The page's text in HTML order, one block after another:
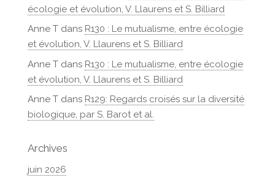
écologie et évolution, V. Llaurens et S. Billiard
Anne Tdans R130 : Le mutualisme, entre écologie
et évolution, V. Llaurens et S. Billiard
Anne Tdans R130 : Le mutualisme, entre écologie
et évolution, V. Llaurens et S. Billiard
Anne Tdans R129: Regards croisés sur la diversité
biologique, par S. Barot et al.
Archives
juin 2026